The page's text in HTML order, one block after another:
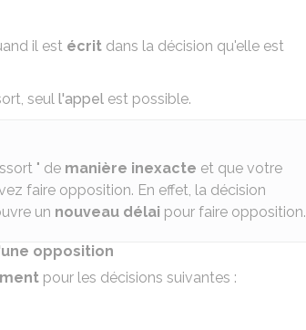
il est écrit dans la décision qu'elle est
seul l'appel est possible.
" de manière inexacte et que votre
faire opposition. En effet, la décision
un nouveau délai pour faire opposition.
opposition
pour les décisions suivantes :